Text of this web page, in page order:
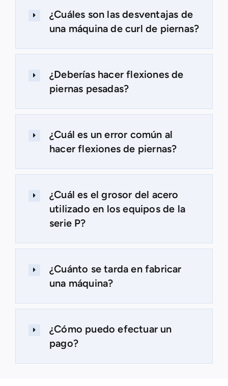
¿Cuáles son las desventajas de
una máquina de curl de piernas?
¿Deberías hacer flexiones de
piernas pesadas?
¿Cuál es un error común al
hacer flexiones de piernas?
¿Cuál es el grosor del acero
utilizado en los equipos de la
serie P?
¿Cuánto se tarda en fabricar
una máquina?
¿Cómo puedo efectuar un
pago?